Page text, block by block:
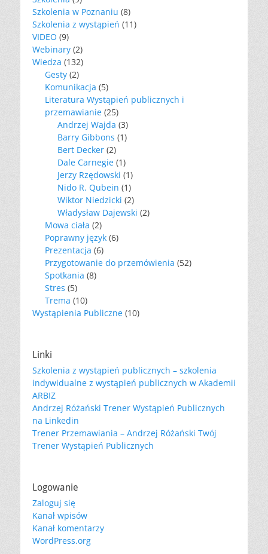
Szkolenia w Poznaniu (8)
Szkolenia z wystąpień (11)
VIDEO (9)
Webinary (2)
Wiedza (132)
Gesty (2)
Komunikacja (5)
Literatura Wystąpień publicznych i
przemawianie (25)
Andrzej Wajda (3)
Barry Gibbons (1)
Bert Decker (2)
Dale Carnegie (1)
Jerzy Rzędowski (1)
Nido R. Qubein (1)
Wiktor Niedzicki (2)
Władysław Dajewski (2)
Mowa ciała (2)
Poprawny język (6)
Prezentacja (6)
Przygotowanie do przemówienia (52)
Spotkania (8)
Stres (5)
Trema (10)
Wystąpienia Publiczne (10)
Linki
Szkolenia z wystąpień publicznych – szkolenia
indywidualne z wystąpień publicznych w Akademii
ARBIZ
Andrzej Różański Trener Wystąpień Publicznych
na Linkedin
Trener Przemawiania – Andrzej Różański Twój
Trener Wystąpień Publicznych
Logowanie
Zaloguj się
Kanał wpisów
Kanał komentarzy
WordPress.org